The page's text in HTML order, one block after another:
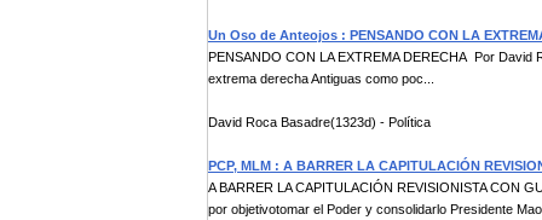
Un Oso de Anteojos : PENSANDO CON LA
PENSANDO CON LA EXTREMA DERECHA Por
extrema derecha Antiguas como poc...
David Roca Basadre(1323d) - Política
PCP, MLM : A BARRER LA CAPITULACIÓN
A BARRER LA CAPITULACIÓN REVISIONISTA CON
por objetivotomar el Poder y consolidarlo Presidente